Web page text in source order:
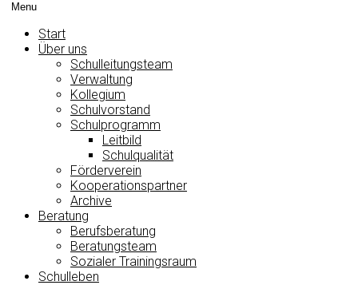
Menu
Start
Über uns
Schulleitungsteam
Verwaltung
Kollegium
Schulvorstand
Schulprogramm
Leitbild
Schulqualität
Förderverein
Kooperationspartner
Archive
Beratung
Berufsberatung
Beratungsteam
Sozialer Trainingsraum
Schulleben